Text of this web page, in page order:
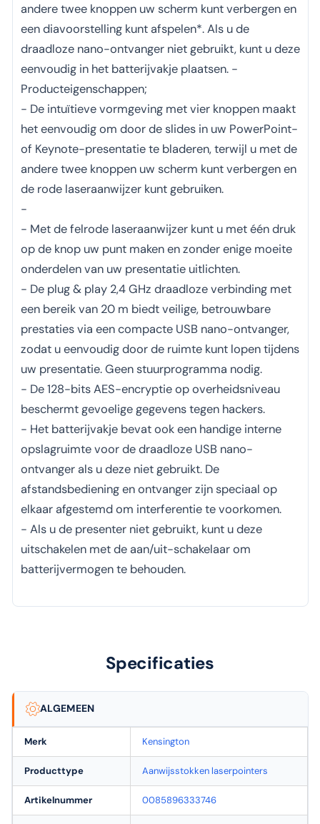
andere twee knoppen uw scherm kunt verbergen en
een diavoorstelling kunt afspelen*. Als u de
draadloze nano-ontvanger niet gebruikt, kunt u deze
eenvoudig in het batterijvakje plaatsen. -
Producteigenschappen;
- De intuïtieve vormgeving met vier knoppen maakt
het eenvoudig om door de slides in uw PowerPoint-
of Keynote-presentatie te bladeren, terwijl u met de
andere twee knoppen uw scherm kunt verbergen en
de rode laseraanwijzer kunt gebruiken.
-
- Met de felrode laseraanwijzer kunt u met één druk
op de knop uw punt maken en zonder enige moeite
onderdelen van uw presentatie uitlichten.
- De plug & play 2,4 GHz draadloze verbinding met
een bereik van 20 m biedt veilige, betrouwbare
prestaties via een compacte USB nano-ontvanger,
zodat u eenvoudig door de ruimte kunt lopen tijdens
uw presentatie. Geen stuurprogramma nodig.
- De 128-bits AES-encryptie op overheidsniveau
beschermt gevoelige gegevens tegen hackers.
- Het batterijvakje bevat ook een handige interne
opslagruimte voor de draadloze USB nano-
ontvanger als u deze niet gebruikt. De
afstandsbediening en ontvanger zijn speciaal op
elkaar afgestemd om interferentie te voorkomen.
- Als u de presenter niet gebruikt, kunt u deze
uitschakelen met de aan/uit-schakelaar om
batterijvermogen te behouden.
Specificaties
ALGEMEEN
Merk Kensington
Producttype Aanwijsstokken laserpointers
Artikelnummer 0085896333746